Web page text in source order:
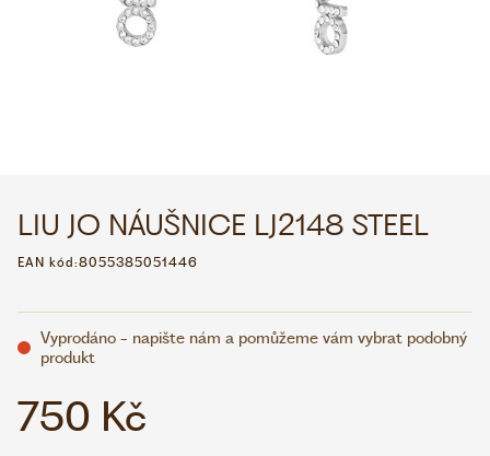
VIBER
LIU JO NÁUŠNICE LJ2148 STEEL
EAN kód:8055385051446
Vyprodáno - napište nám a pomůžeme vám vybrat podobný
produkt
750 Kč